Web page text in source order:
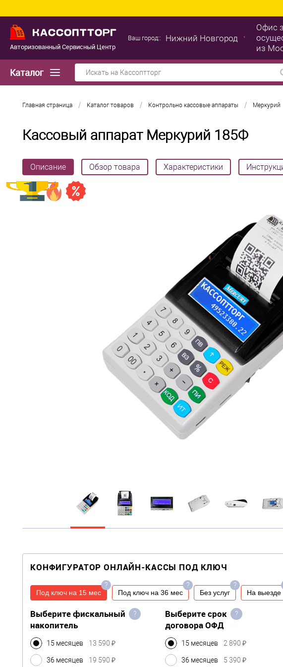
Ваша касса
Авторизованный Сервисный Центр
Ваш город:: Нижний Новгород
Офис
из
Каталог
Главная страница / Каталог товаров / Контрольно кассовые аппараты / Меркурий
Кассовый аппарат Меркурий 185Ф
Описание Обзор товара Характеристики
КОНФИГУРАТОР ОНЛАЙН-КАССЫ ПОД КЛЮЧ
?
Под ключ на 15 мес
?
Под ключ на 36 мес
?
Без услуг
На выезде
?
Выберите фискальный
накопитель
15 месяцев 13 590 ₽
36 месяцев 19 590 ₽
?
Выберите срок
договора ОФД
15 месяцев 2 890 ₽
36 месяцев 5 390 ₽